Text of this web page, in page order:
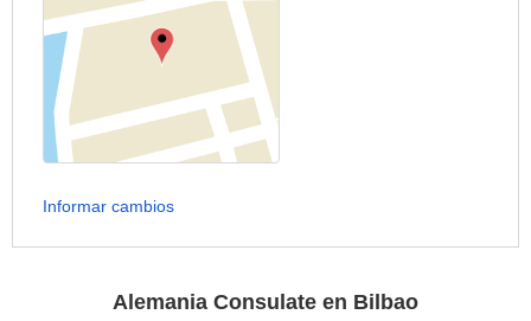
Informar cambios
Alemania Consulate en Bilbao